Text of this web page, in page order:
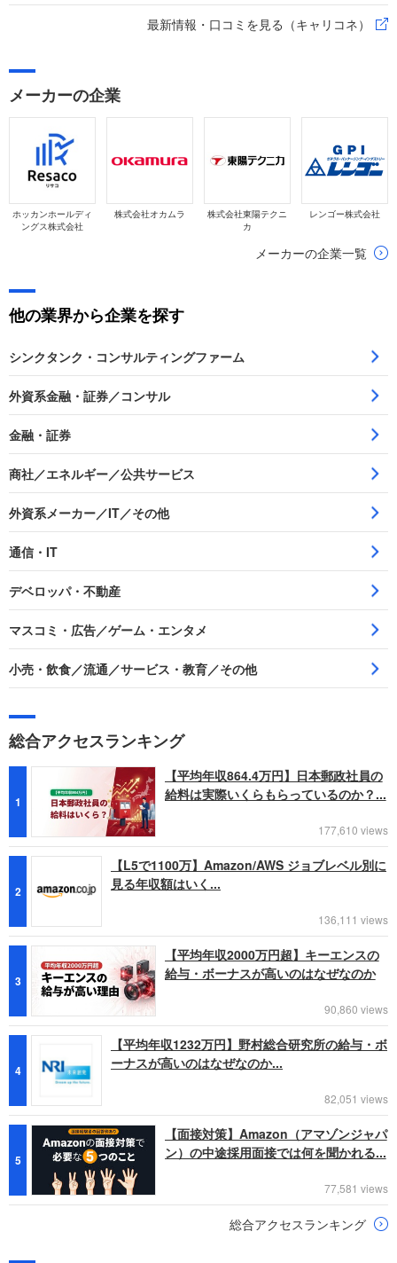
最新情報・口コミを見る（キャリコネ）
メーカーの企業
ホッカンホールディ
ングス株式会社
株式会社オカムラ
株式会社東陽テクニ
カ
レンゴー株式会社
メーカーの企業一覧
他の業界から企業を探す
シンクタンク・コンサルティングファーム
外資系金融・証券／コンサル
金融・証券
商社／エネルギー／公共サービス
外資系メーカー／IT／その他
通信・IT
デベロッパ・不動産
マスコミ・広告／ゲーム・エンタメ
小売・飲食／流通／サービス・教育／その他
総合アクセスランキング
1
【平均年収864.4万円】日本郵政社員の
給料は実際いくらもらっているのか？...
177,610 views
2
【L5で1100万】Amazon/AWS ジョブレベル別に
見る年収額はいく...
136,111 views
3
【平均年収2000万円超】キーエンスの
給与・ボーナスが高いのはなぜなのか
90,860 views
4
【平均年収1232万円】野村総合研究所の給与・ボ
ーナスが高いのはなぜなのか...
82,051 views
5
【面接対策】Amazon（アマゾンジャパ
ン）の中途採用面接では何を聞かれる...
77,581 views
総合アクセスランキング